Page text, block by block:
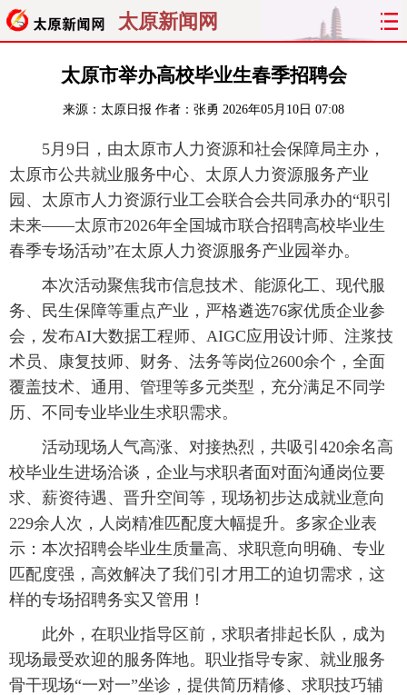
太原新闻网
首页 聚焦 太原
经济 关注 文明 出行
纵横 曝光 综合 专题
旅游 理财 政务 教育
看天下 晋月读 最太原 网罗民生
太原日报 太原晚报 社区
太原市举办高校毕业生春季招聘会
来源： 太原日报 作者：张勇 2026年05月10日 07:08
5月9日，由太原市人力资源和社会保障局主办，
太原市公共就业服务中心、太原人力资源服务产业
园、太原市人力资源行业工会联合会共同承办的“职引
未来——太原市2026年全国城市联合招聘高校毕业生
春季专场活动”在太原人力资源服务产业园举办。
本次活动聚焦我市信息技术、能源化工、现代服
务、民生保障等重点产业，严格遴选76家优质企业参
会，发布AI大数据工程师、AIGC应用设计师、注浆技
术员、康复技师、财务、法务等岗位2600余个，全面
覆盖技术、通用、管理等多元类型，充分满足不同学
历、不同专业毕业生求职需求。
活动现场人气高涨、对接热烈，共吸引420余名高
校毕业生进场洽谈，企业与求职者面对面沟通岗位要
求、薪资待遇、晋升空间等，现场初步达成就业意向
229余人次，人岗精准匹配度大幅提升。多家企业表
示：本次招聘会毕业生质量高、求职意向明确、专业
匹配度强，高效解决了我们引才用工的迫切需求，这
样的专场招聘务实又管用！
此外，在职业指导区前，求职者排起长队，成为
现场最受欢迎的服务阵地。职业指导专家、就业服务
骨干现场“一对一”坐诊，提供简历精修、求职技巧辅